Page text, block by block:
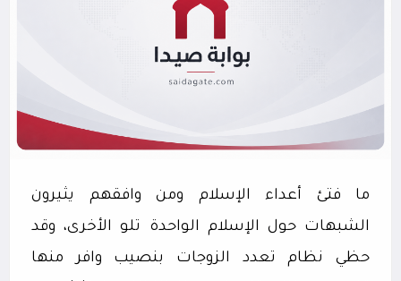
ما فتئ أعداء الإسلام ومن وافقهم يثيرون
الشبهات حول الإسلام الواحدة تلو الأخرى، وقد
حظي نظام تعدد الزوجات بنصيب وافر منها